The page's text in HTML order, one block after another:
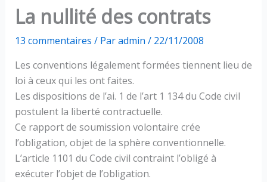
La nullité des contrats
13 commentaires / Paradmin / 22/11/2008
Les conventions légalement formées tiennent lieu de
loi à ceux qui les ont faites.
Les dispositions de l’ai. 1 de l’art 1 134 du Code civil
postulent la liberté contractuelle.
Ce rapport de soumission volontaire crée
l’obligation, objet de la sphère conventionnelle.
L’article 1101 du Code civil contraint l’obligé à
exécuter l’objet de l’obligation.